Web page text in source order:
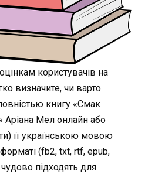
користувачів на
визначите, чи варто
книгу «Смак
Аріана Мел онлайн або
її українською мовою
(fb2, txt, rtf, epub,
підходять для